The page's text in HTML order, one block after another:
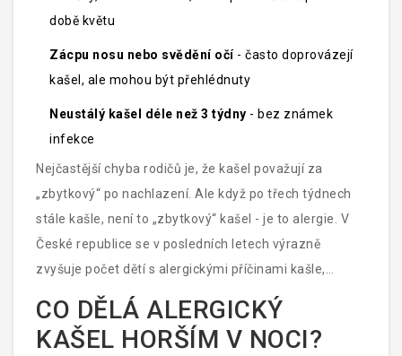
době květu
Zácpu nosu nebo svědění očí- často doprovázejí
kašel, ale mohou být přehlédnuty
Neustálý kašel déle než 3 týdny - bez známek
infekce
Nejčastější chyba rodičů je, že kašel považují za
„zbytkový“ po nachlazení. Ale když po třech týdnech
stále kašle, není to „zbytkový“ kašel - je to alergie. V
České republice se v posledních letech výrazně
zvyšuje počet dětí s alergickými příčinami kašle,
zejména v městech s vysokým znečištěním ovzduší.
CO DĚLÁ ALERGICKÝ
KAŠEL HORŠÍM V NOCI?